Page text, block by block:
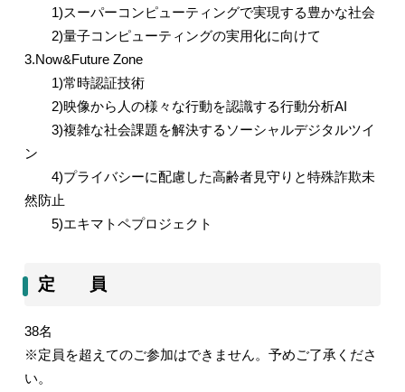
1)スーパーコンピューティングで実現する豊かな社会
2)量子コンピューティングの実用化に向けて
3.Now&Future Zone
1)常時認証技術
2)映像から人の様々な行動を認識する行動分析AI
3)複雑な社会課題を解決するソーシャルデジタルツイ
ン
4)プライバシーに配慮した高齢者見守りと特殊詐欺未
然防止
5)エキマトペプロジェクト
定 員
38名
※定員を超えてのご参加はできません。予めご了承くださ
い。